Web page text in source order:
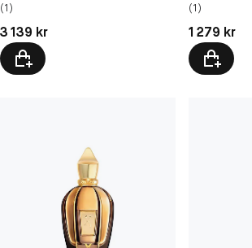
(1)
Pris: 3 139 kr
3 139 kr
(1)
Pris: 1 279 kr
1 279 kr